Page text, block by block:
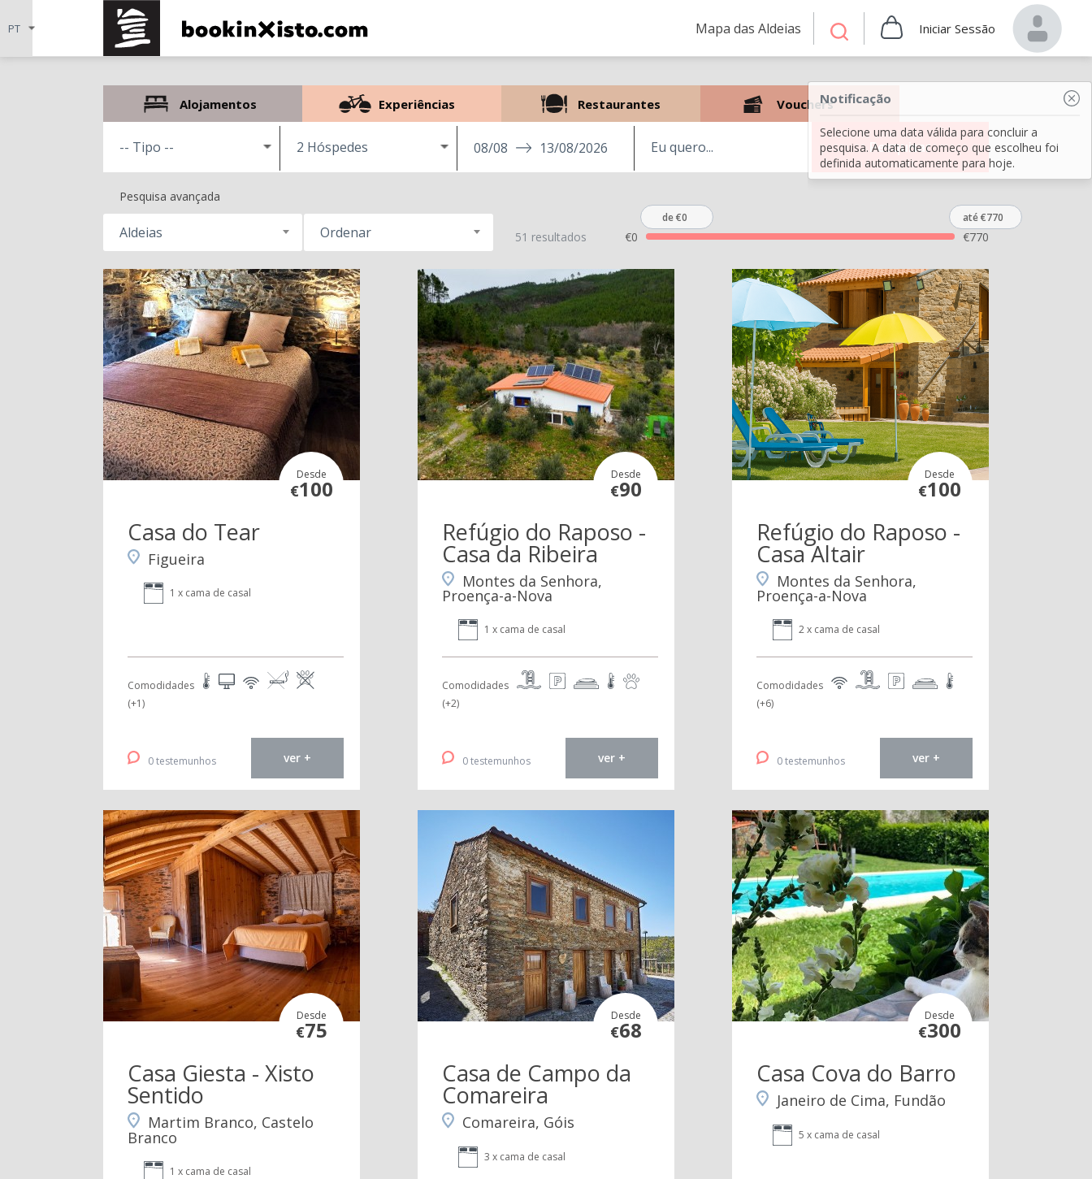
Mapa das Aldeias Iniciar Sessão
Notificação
Selecione uma data válida para concluir a
pesquisa. A data de começo que escolheu foi
definida automaticamente para hoje.
Alojamentos Experiências Restaurantes Vouchers
2 Hóspedes 08/08 13/08/2026 Pesquisar
Pesquisa avançada
Aldeias Ordenar 51 resultados €0
de €0 até €770
€770
Desde
€100
Casa do Tear
Figueira
1 x cama de casal
Comodidades
(+1)
0 testemunhos ver +
Desde
€90
Refúgio do Raposo -
Casa da Ribeira
Montes da Senhora,
Proença-a-Nova
1 x cama de casal
Comodidades
(+2)
0 testemunhos ver +
Desde
€100
Refúgio do Raposo -
Casa Altair
Montes da Senhora,
Proença-a-Nova
2 x cama de casal
Comodidades
(+6)
0 testemunhos ver +
Desde
€75
Casa Giesta - Xisto
Sentido
Martim Branco, Castelo
Branco
1 x cama de casal
Desde
€68
Casa de Campo da
Comareira
Comareira, Góis
3 x cama de casal
Desde
€300
Casa Cova do Barro
Janeiro de Cima, Fundão
5 x cama de casal